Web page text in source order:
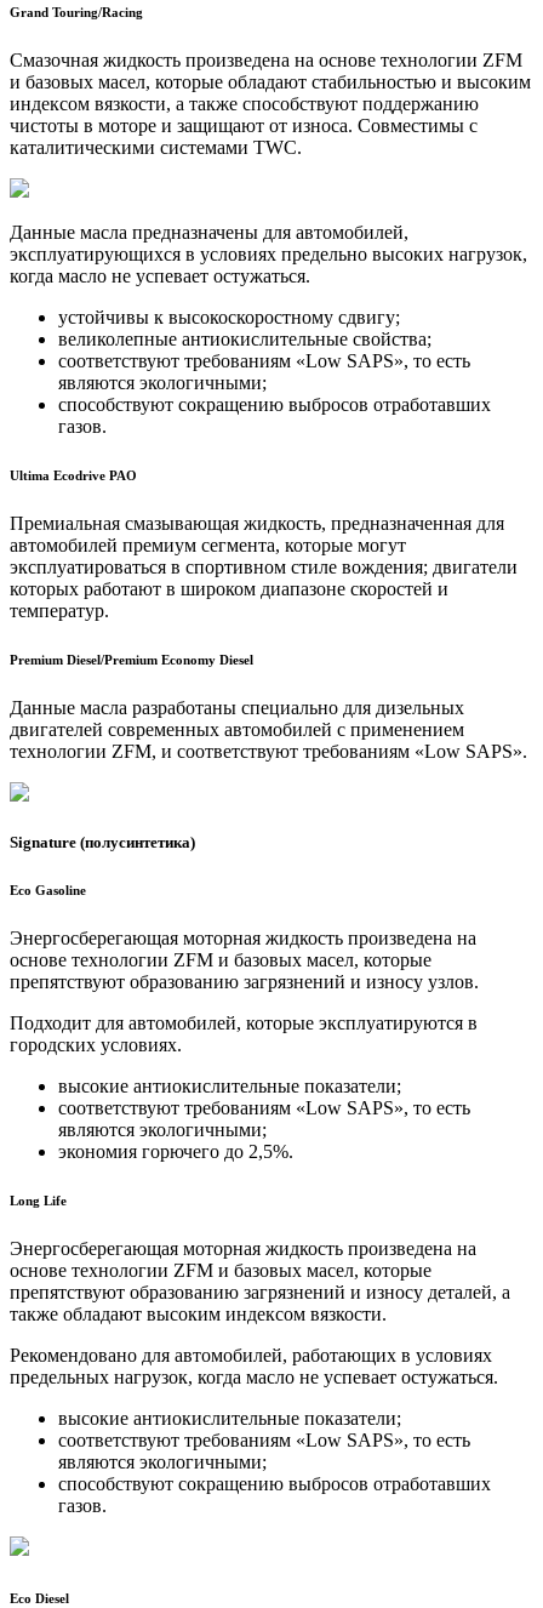
Grand Touring/Racing
Смазочная жидкость произведена на основе технологии ZFM
и базовых масел, которые обладают стабильностью и высоким
индексом вязкости, а также способствуют поддержанию
чистоты в моторе и защищают от износа. Совместимы с
каталитическими системами TWC.
Данные масла предназначены для автомобилей,
эксплуатирующихся в условиях предельно высоких нагрузок,
когда масло не успевает остужаться.
устойчивы к высокоскоростному сдвигу;
великолепные антиокислительные свойства;
соответствуют требованиям «Low SAPS», то есть
являются экологичными;
способствуют сокращению выбросов отработавших
газов.
Ultima Ecodrive PAO
Премиальная смазывающая жидкость, предназначенная для
автомобилей премиум сегмента, которые могут
эксплуатироваться в спортивном стиле вождения; двигатели
которых работают в широком диапазоне скоростей и
температур.
Premium Diesel/Premium Economy Diesel
Данные масла разработаны специально для дизельных
двигателей современных автомобилей с применением
технологии ZFM, и соответствуют требованиям «Low SAPS».
Signature (полусинтетика)
Eco Gasoline
Энергосберегающая моторная жидкость произведена на
основе технологии ZFM и базовых масел, которые
препятствуют образованию загрязнений и износу узлов.
Подходит для автомобилей, которые эксплуатируются в
городских условиях.
высокие антиокислительные показатели;
соответствуют требованиям «Low SAPS», то есть
являются экологичными;
экономия горючего до 2,5%.
Long Life
Энергосберегающая моторная жидкость произведена на
основе технологии ZFM и базовых масел, которые
препятствуют образованию загрязнений и износу деталей, а
также обладают высоким индексом вязкости.
Рекомендовано для автомобилей, работающих в условиях
предельных нагрузок, когда масло не успевает остужаться.
высокие антиокислительные показатели;
соответствуют требованиям «Low SAPS», то есть
являются экологичными;
способствуют сокращению выбросов отработавших
газов.
Eco Diesel